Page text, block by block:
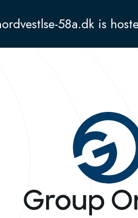
58a.dk is